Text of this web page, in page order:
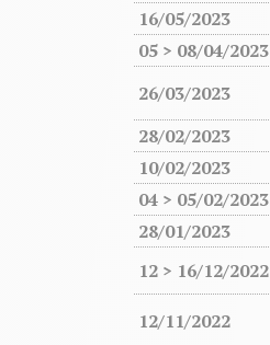
16/05/2023
05 > 08/04/2023
26/03/2023
28/02/2023
10/02/2023
04 > 05/02/2023
28/01/2023
12 > 16/12/2022
12/11/2022